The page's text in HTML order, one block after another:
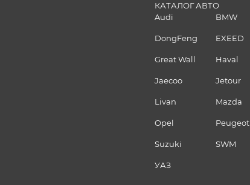
КАТАЛОГ АВТО
Audi
BMW
DongFeng EXEED
Great Wall Haval
Jaecoo Jetour
Livan Mazda
Opel Peugeot
Suzuki SWM
УАЗ